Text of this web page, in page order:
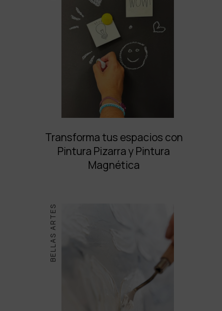
Transforma tus espacios con
Pintura Pizarra y Pintura
Magnética
BELLAS ARTES